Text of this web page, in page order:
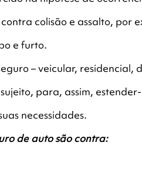
colisão e assalto, por
e furto.
– veicular, residencial,
para, assim,
necessidades.
de auto são contra: